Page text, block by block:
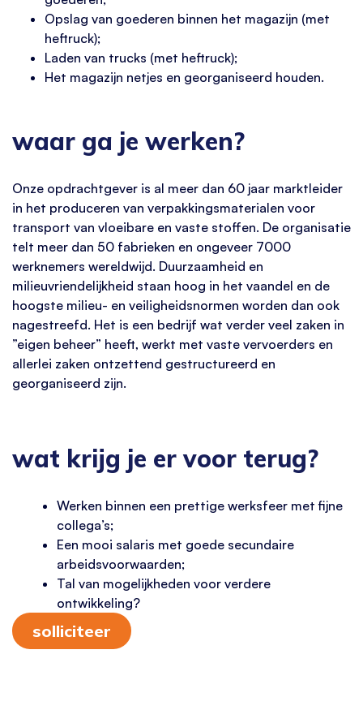
Opslag van goederen binnen het magazijn (met
heftruck);
Laden van trucks (met heftruck);
Het magazijn netjes en georganiseerd houden.
waar ga je werken?
Onze opdrachtgever is al meer dan 60 jaar marktleider
in het produceren van verpakkingsmaterialen voor
transport van vloeibare en vaste stoffen. De organisatie
telt meer dan 50 fabrieken en ongeveer 7000
werknemers wereldwijd. Duurzaamheid en
milieuvriendelijkheid staan hoog in het vaandel en de
hoogste milieu- en veiligheidsnormen worden dan ook
nagestreefd. Het is een bedrijf wat verder veel zaken in
”eigen beheer” heeft, werkt met vaste vervoerders en
allerlei zaken ontzettend gestructureerd en
georganiseerd zijn.
wat krijg je er voor terug?
Werken binnen een prettige werksfeer met fijne
collega’s;
Een mooi salaris met goede secundaire
arbeidsvoorwaarden;
Tal van mogelijkheden voor verdere
ontwikkeling?
solliciteer